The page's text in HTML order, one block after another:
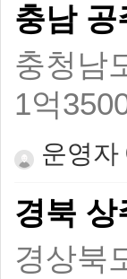
충남 공
충청남
1억
운영자
경북 상
경상북